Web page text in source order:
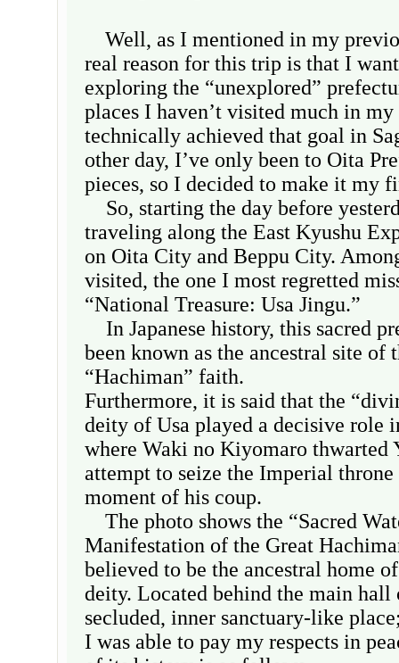
Well, as I mentioned in my
real reason for this trip is that I
exploring the “unexplored”
places I haven’t visited much in
technically achieved that goal in
other day, I’ve only been to Oita
pieces, so I decided to make it my
So, starting the day before
traveling along the East Kyushu
on Oita City and Beppu City.
visited, the one I most regretted
“National Treasure: Usa Jingu.”
In Japanese history, this sacred
been known as the ancestral site of
“Hachiman” faith.
Furthermore, it is said that the
deity of Usa played a decisive role
where Waki no Kiyomaro thwarted
attempt to seize the Imperial
moment of his coup.
The photo shows the “Sacred
Manifestation of the Great
believed to be the ancestral home
deity. Located behind the main hall
secluded, inner sanctuary-like
I was able to pay my respects in